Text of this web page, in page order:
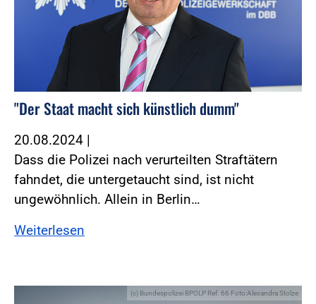
"Der Staat macht sich künstlich dumm"
20.08.2024 |
Dass die Polizei nach verurteilten Straftätern
fahndet, die untergetaucht sind, ist nicht
ungewöhnlich. Allein in Berlin…
Weiterlesen
(c) Bundespolizei BPOLP Ref. 66 Foto:Alexandra Stolze